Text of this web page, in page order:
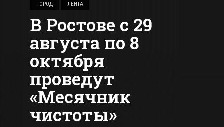
ГОРОД ЛЕНТА
В Ростове с 29
августа по 8
октября
проведут
«Месячник
чистоты»